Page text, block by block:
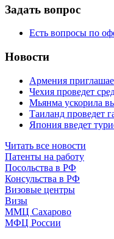
Задать вопрос
Есть вопросы по
Новости
Армения
Чехия проведет
Мьянма ускорила
Таиланд проведет
Япония введет
Читать все новости
Патенты на работу
Посольства в РФ
Консульства в РФ
Визовые центры
Визы
ММЦ Сахарово
МФЦ России